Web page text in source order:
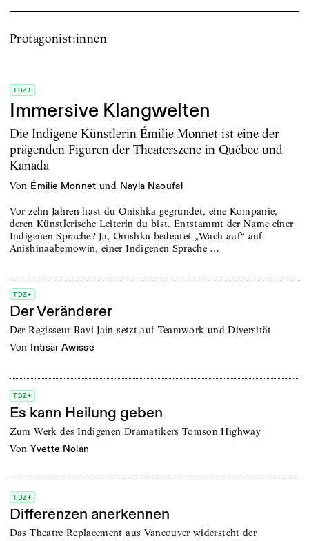
Protagonist:innen
TDZ+
Immersive Klangwelten
Die Indigene Künstlerin Émilie Monnet ist eine der
prägenden Figuren der Theaterszene in Québec und
Kanada
von Émilie Monnet und Nayla Naoufal
Vor zehn Jahren hast du Onishka gegründet, eine Kompanie,
deren Künstlerische Leiterin du bist. Entstammt der Name einer
Indigenen Sprache? Ja, Onishka bedeutet „Wach auf“ auf
Anishinaabemowin, einer Indigenen Sprache …
TDZ+
Der Veränderer
Der Regisseur Ravi Jain setzt auf Teamwork und Diversität
von Intisar Awisse
TDZ+
Es kann Heilung geben
Zum Werk des Indigenen Dramatikers Tomson Highway
von Yvette Nolan
TDZ+
Differenzen anerkennen
Das Theatre Replacement aus Vancouver widersteht der